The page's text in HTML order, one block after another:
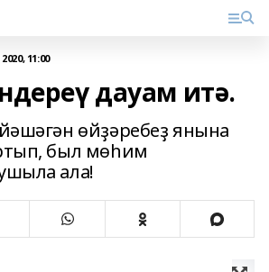
11:00
дауам итә.
өйҙәребеҙ янына
был мөһим
ала!